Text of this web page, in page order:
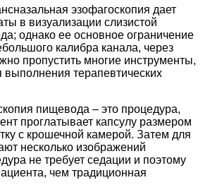
эзофагоскопия дает
в визуализации слизистой
однако ее основное ограничение
калибра канала, через
пропустить многие инструменты,
терапевтических
пищевода – это процедура,
проглатывает капсулу размером
с крошечной камерой. Затем для
несколько изображений
не требует седации и поэтому
чем традиционная